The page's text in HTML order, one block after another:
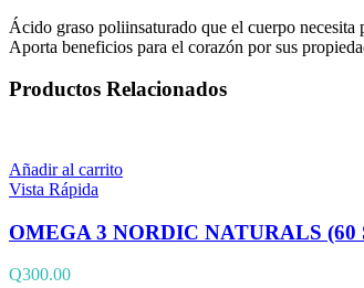
Ácido graso poliinsaturado que el cuerpo
Aporta beneficios para el corazón por sus
Productos Relacionados
Añadir al carrito
Vista Rápida
OMEGA 3 NORDIC NATURALS (60
Q300.00